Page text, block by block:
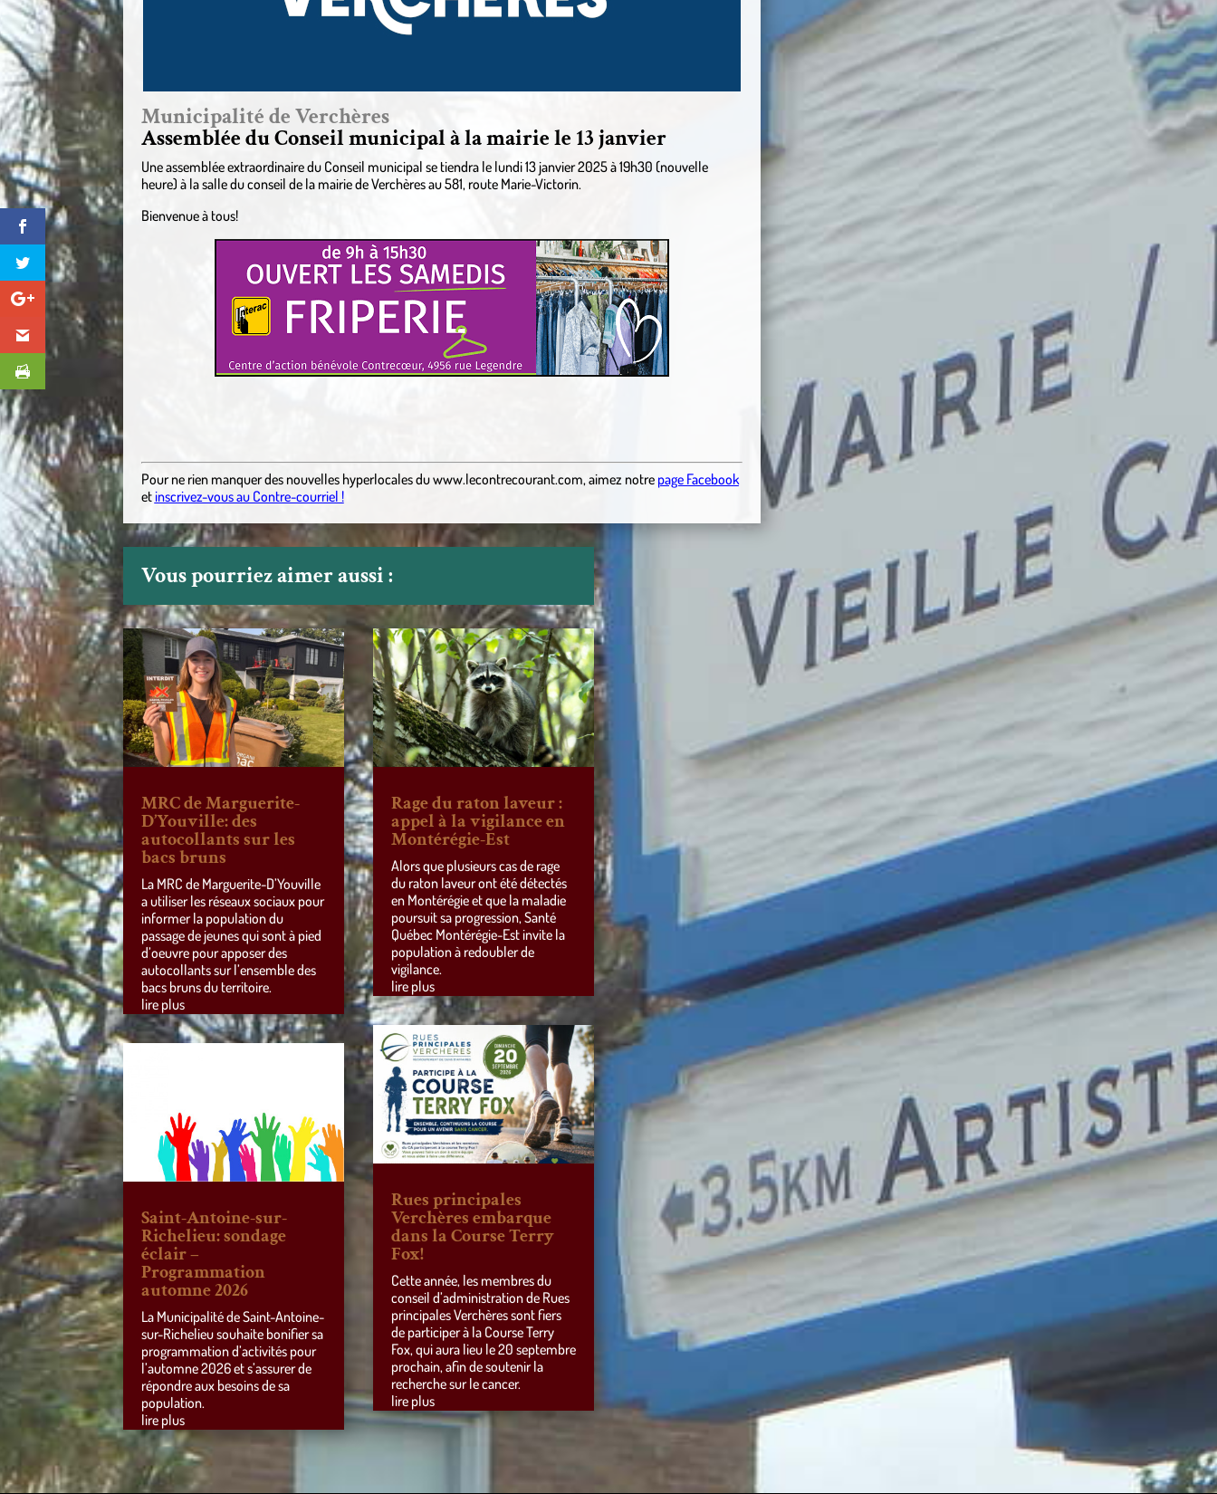
Municipalité de Verchères
Assemblée du Conseil municipal à la mairie le 13 janvier
Une assemblée extraordinaire du Conseil municipal se tiendra le lundi 13 janvier 2025 à 19h30 (nouvelle
heure) à la salle du conseil de la mairie de Verchères au 581, route Marie-Victorin.
Bienvenue à tous!
Pour ne rien manquer des nouvelles hyperlocalesduwww.lecontrecourant.com,aimez notre page Facebook
etinscrivez-vous au Contre-courriel !
Vous pourriez aimer aussi :
MRC de Marguerite-
D’Youville: des
autocollants sur les
bacs bruns
La MRC de Marguerite-D’Youville
a utiliser les réseaux sociaux pour
informer la population du
passage de jeunes qui sont à pied
d’oeuvre pour apposer des
autocollants sur l’ensemble des
bacs bruns du territoire.
lire plus
Saint-Antoine-sur-
Richelieu: sondage
éclair –
Programmation
automne 2026
La Municipalité de Saint-Antoine-
sur-Richelieu souhaite bonifier sa
programmation d’activités pour
l’automne 2026 et s’assurer de
répondre aux besoins de sa
population.
lire plus
Rage du raton laveur :
appel à la vigilance en
Montérégie-Est
Alors que plusieurs cas de rage
du raton laveur ont été détectés
en Montérégie et que la maladie
poursuit sa progression, Santé
Québec Montérégie-Est invite la
population à redoubler de
vigilance.
lire plus
Rues principales
Verchères embarque
dans la Course Terry
Fox!
Cette année, les membres du
conseil d’administration de Rues
principales Verchères sont fiers
de participer à la Course Terry
Fox, qui aura lieu le 20 septembre
prochain, afin de soutenir la
recherche sur le cancer.
lire plus